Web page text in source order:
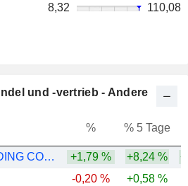
8,32 110,08
und -vertrieb - Andere
% % 5 Tage
US FOODS HOLDING CORP. +1,79 % +8,24 %
-0,20 % +0,58 %